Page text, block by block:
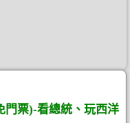
門票)-看總統、玩西洋